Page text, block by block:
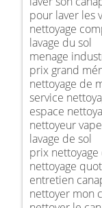
pour laver les
nettoyage
lavage du sol
menage
prix grand
nettoyage de
service
espace
nettoyeur
lavage de sol
prix nettoyage
nettoyage
entretien
nettoyer mon